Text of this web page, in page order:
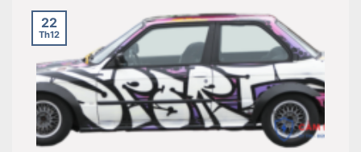
22
Th12